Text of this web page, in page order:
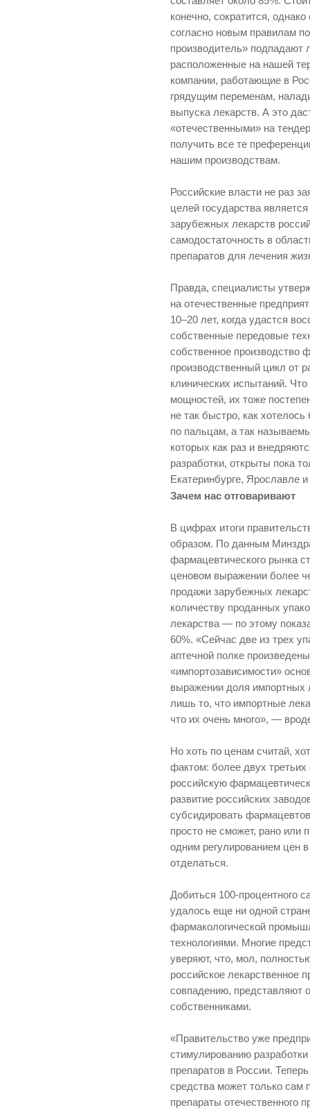
конечно, сократится,
согласно новым правилам
производитель» подпадают
расположенные на нашей
компании, работающие в
грядущим переменам,
выпуска лекарств. А это
«отечественными» на
получить все те
нашим производствам.
Российские власти не раз
целей государства
зарубежных лекарств
самодостаточность в
препаратов для лечения
Правда, специалисты
на отечественные
10–20 лет, когда удастся
собственные передовые
собственное производство
производственный цикл от
клинических испытаний.
мощностей, их тоже
не так быстро, как
по пальцам, а так
которых как раз и
разработки, открыты пока
Екатеринбурге, Ярославле
Зачем нас отговаривают
В цифрах итоги
образом. По данным
фармацевтического рынка
ценовом выражении более
продажи зарубежных
количеству проданных
лекарства — по этому
60%. «Сейчас две из трех
аптечной полке
«импортозависимости»
выражении доля импортных
лишь то, что импортные
что их очень много», —
Но хоть по ценам считай,
фактом: более двух
российскую
развитие российских
субсидировать
просто не сможет, рано или
одним регулированием цен
отделаться.
Добиться 100-процентного
удалось еще ни одной
фармакологической
технологиями. Многие
уверяют, что, мол,
российское лекарственное
совпадению, представляют
собственниками.
«Правительство уже
стимулированию
препаратов в России.
средства может только сам
препараты отечественного